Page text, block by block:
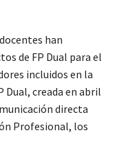
han
de FP Dual para el
incluidos en la
Dual, creada en abril
directa
Profesional, los